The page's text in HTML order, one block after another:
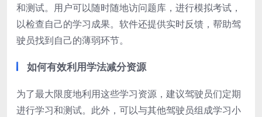
和测试。用户可以随时随地访问题库，进行模拟考试，
以检查自己的学习成果。软件还提供实时反馈，帮助驾
驶员找到自己的薄弱环节。
如何有效利用学法减分资源
为了最大限度地利用这些学习资源，建议驾驶员们定期
进行学习和测试。此外，可以与其他驾驶员组成学习小